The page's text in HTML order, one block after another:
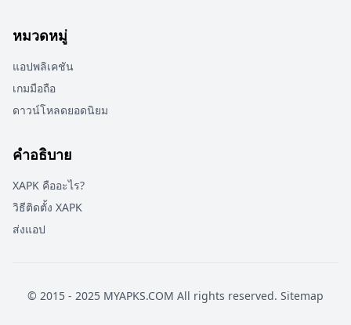
หมวดหมู่
แอปพลิเคชัน
เกมมือถือ
ดาวน์โหลดยอดนิยม
คำอธิบาย
XAPK คืออะไร?
วิธีติดตั้ง XAPK
ส่งแอป
© 2015 - 2025 MYAPKS.COM All rights reserved. Sitemap